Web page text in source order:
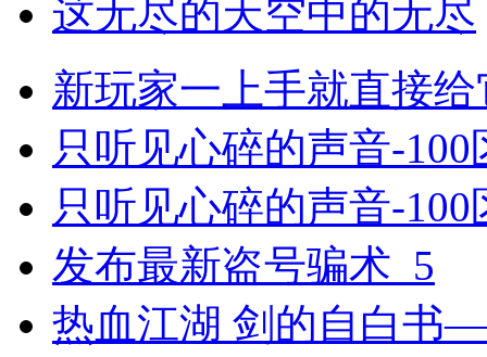
这无尽的天空中的无尽
新玩家一上手就直接
只听见心碎的声音-100
只听见心碎的声音-100
发布最新盗号骗术_5
热血江湖 剑的自白书